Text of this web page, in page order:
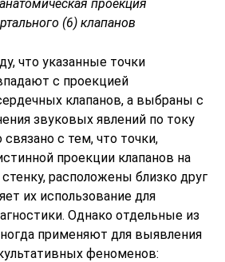
проекция
(6) клапанов
что указанные точки
с проекцией
клапанов, а выбра­ны с
звуковых явлений по току
с тем, что точки,
про­екции клапанов на
расположены близко друг
их использование для
Однако отдельные из
приме­няют для выявления
феноменов: